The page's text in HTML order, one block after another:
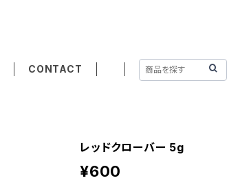
CONTACT
レッドクローバー 5g
¥600